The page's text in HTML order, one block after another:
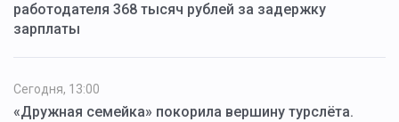
работодателя 368 тысяч рублей за задержку
зарплаты
Сегодня, 13:00
«Дружная семейка» покорила вершину турслёта.